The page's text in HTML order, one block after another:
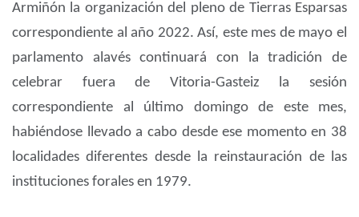
Armiñón la organización del pleno de Tierras Esparsas
correspondiente al año 2022. Así, este mes de mayo el
parlamento alavés continuará con la tradición de
celebrar fuera de Vitoria-Gasteiz la sesión
correspondiente al último domingo de este mes,
habiéndose llevado a cabo desde ese momento en 38
localidades diferentes desde la reinstauración de las
instituciones forales en 1979.